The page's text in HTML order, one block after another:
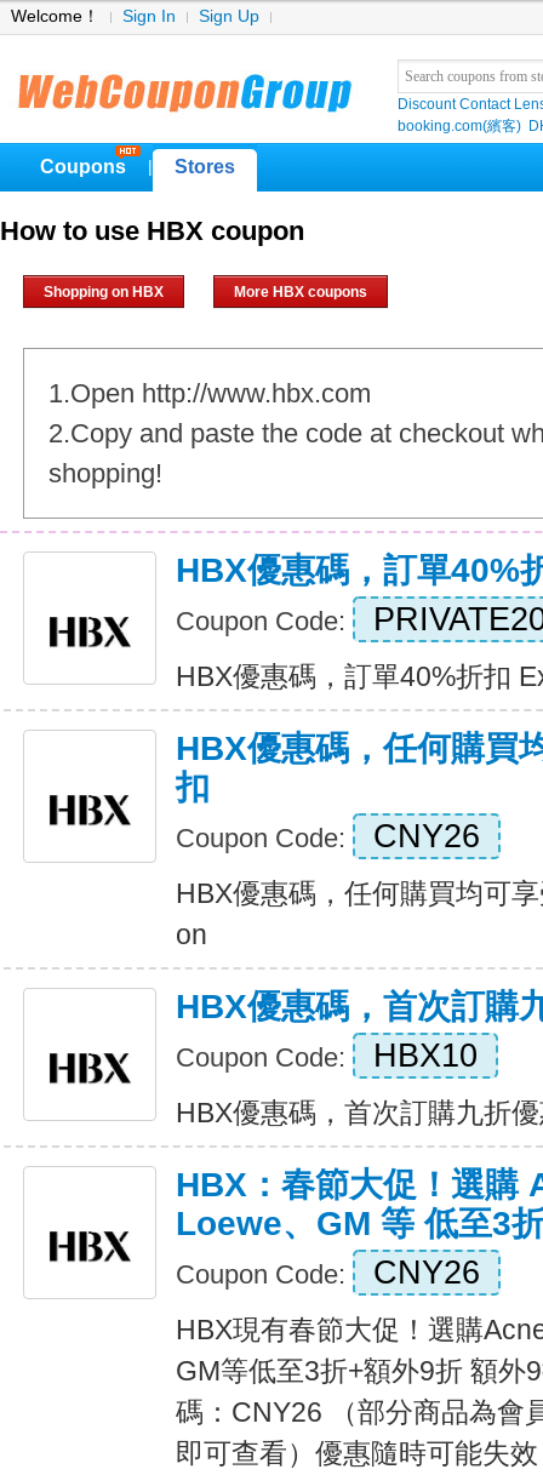
Welcome！ Sign In Sign Up
Discount Contact
booking.com(繽客)
Coupons Stores
How to use HBX coupon
Shopping on HBX More HBX coupons
1.Open http://www.hbx.com
2.Copy and paste the code at checkout
shopping!
HBX優惠碼，訂單40%
Coupon Code:
HBX優惠碼，訂單40%折扣
HBX優惠碼，任何購買
扣
Coupon Code: CNY26
HBX優惠碼，任何購買均可
on
HBX優惠碼，首次訂購
Coupon Code: HBX10
HBX優惠碼，首次訂購九折
HBX：春節大促！選購
Loewe、GM 等 低至3
Coupon Code: CNY26
HBX現有春節大促！選購
GM等低至3折+額外9折 額外
碼：CNY26 （部分商品為會
即可查看）優惠隨時可能失